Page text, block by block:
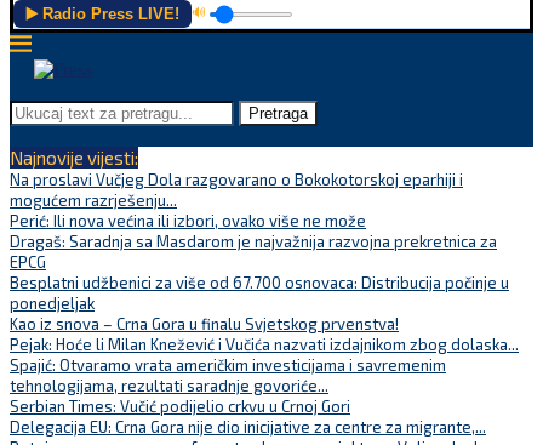
▶️ Radio Press LIVE! 🔊
Pretraga
Najnovije vijesti:
Na proslavi Vučjeg Dola razgovarano o Bokokotorskoj eparhiji i
mogućem razrješenju...
Perić: Ili nova većina ili izbori, ovako više ne može
Dragaš: Saradnja sa Masdarom je najvažnija razvojna prekretnica za
EPCG
Besplatni udžbenici za više od 67.700 osnovaca: Distribucija počinje u
ponedjeljak
Kao iz snova – Crna Gora u finalu Svjetskog prvenstva!
Pejak: Hoće li Milan Knežević i Vučića nazvati izdajnikom zbog dolaska...
Spajić: Otvaramo vrata američkim investicijama i savremenim
tehnologijama, rezultati saradnje govoriće...
Serbian Times: Vučić podijelio crkvu u Crnoj Gori
Delegacija EU: Crna Gora nije dio inicijative za centre za migrante,...